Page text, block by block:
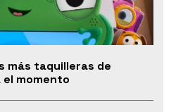
más taquilleras de
momento